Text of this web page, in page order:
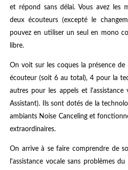
et répond sans délai. Vous avez les
deux écouteurs (excepté le
pouvez en utiliser un seul en mono
libre.
On voit sur les coques la présence
écouteur (soit 6 au total), 4 pour la
autres pour les appels et l'assistance
Assistant). Ils sont dotés de la
ambiants Noise Canceling et
extraordinaires.
On arrive à se faire comprendre de
l'assistance vocale sans problèmes